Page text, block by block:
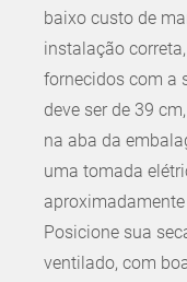
baixo custo de
instalação
fornecidos com a
deve ser de 39
na aba da
uma tomada
Posicione sua
ventilado, com